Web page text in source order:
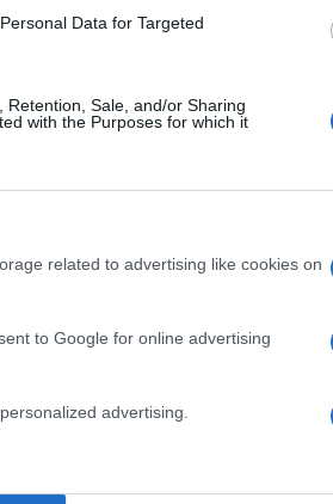
Data for Targeted
Sale, and/or Sharing
with the Purposes for which it
related to advertising like cookies on
to Google for online advertising
advertising.